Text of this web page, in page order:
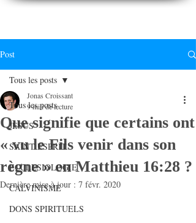
Post
Tous les posts
JESUS
SAINT ESPRIT
ECCLESIOLOGIE
CALVINISME
DONS SPIRITUELS
Tous les posts
Que signifie que certains ont
« vu le Fils venir dans son
règne » en Matthieu 16:28 ?
Jonas Croissant
9 min de lecture
Dernière mise à jour : 7 févr. 2020